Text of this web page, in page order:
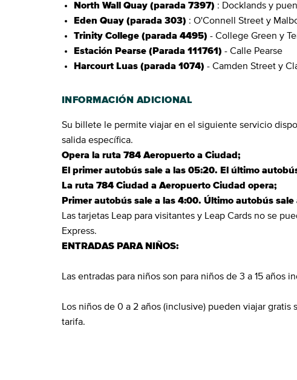
North Wall Quay (parada 7397) : Docklands y
Eden Quay (parada 303) : O'Connell Street y
Trinity College (parada 4495) - College Green y
Estación Pearse (Parada 111761) - Calle Pearse
Harcourt Luas (parada 1074) - Camden Street y
INFORMACIÓN ADICIONAL
Su billete le permite viajar en el siguiente servicio
salida específica.
Opera la ruta 784 Aeropuerto a Ciudad;
El primer autobús sale a las 05:20. El último
La ruta 784 Ciudad a Aeropuerto Ciudad opera;
Primer autobús sale a las 4:00. Último autobús sale
Las tarjetas Leap para visitantes y Leap Cards no se
Express.
ENTRADAS PARA NIÑOS:
Las entradas para niños son para niños de 3 a 15 años
Los niños de 0 a 2 años (inclusive) pueden viajar
tarifa.